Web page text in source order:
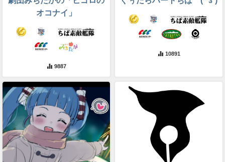
オコナイ」
9887
10891